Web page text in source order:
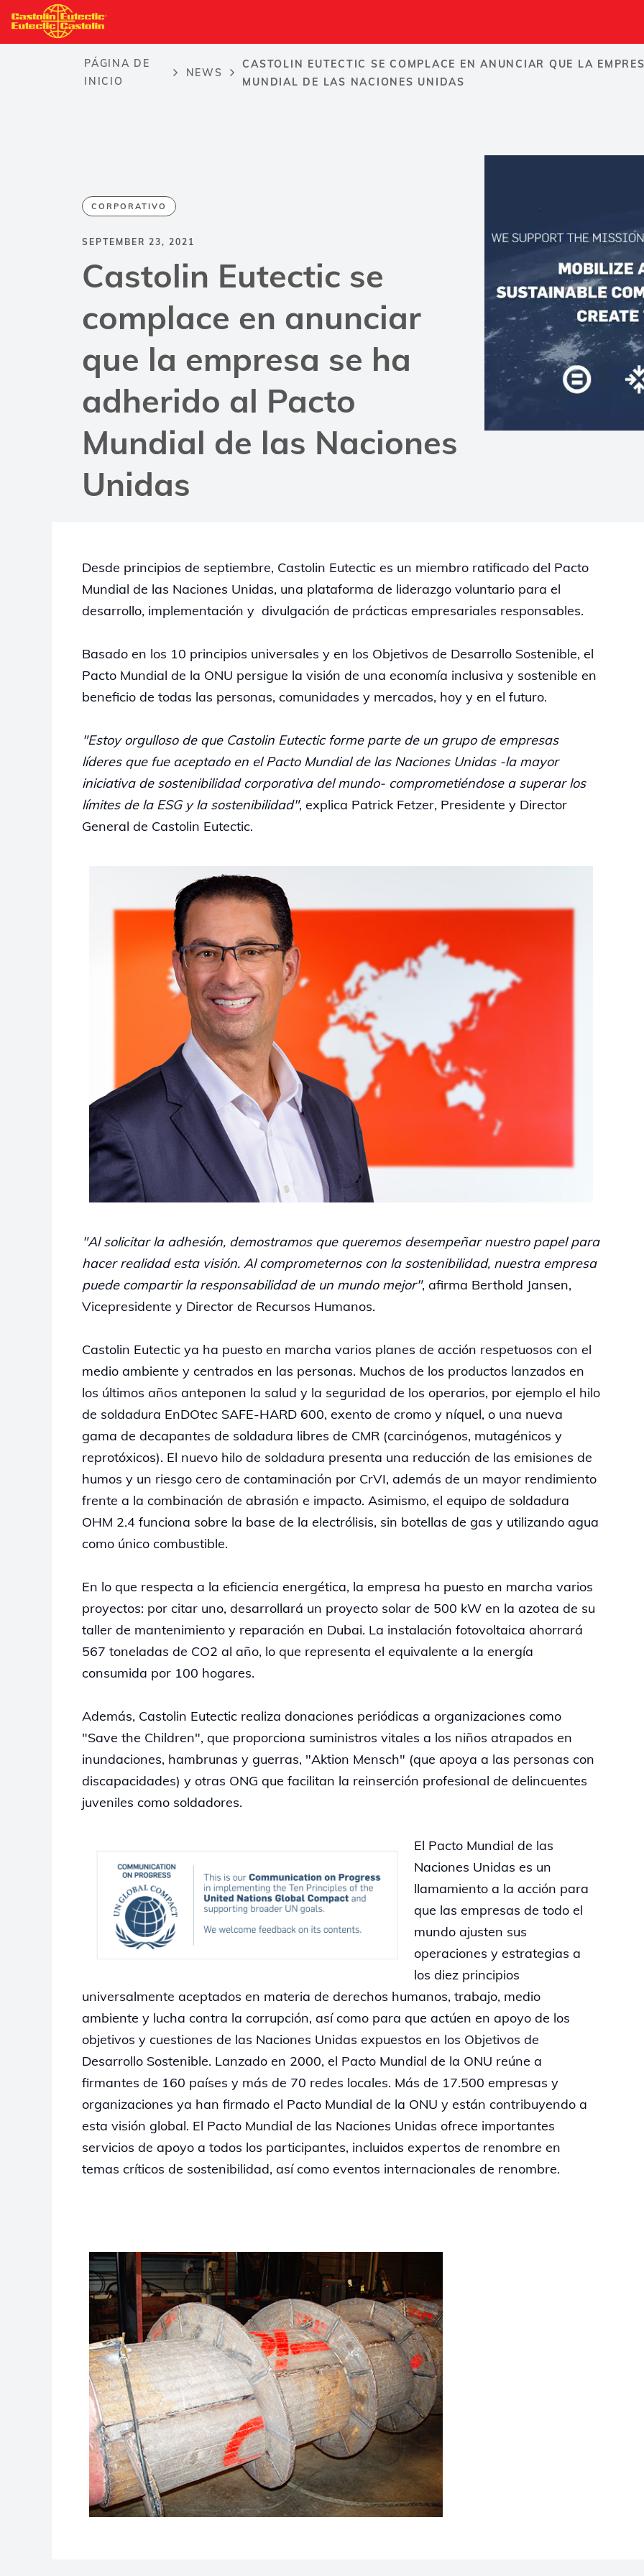
Pasar
Breadcrumb
PÁGINA DE
INICIO
NEWS
CASTOLIN EUTECTIC SE COMPLACE EN ANUNCIAR QUE LA
MUNDIAL DE LAS NACIONES UNIDAS
CORPORATIVO
SEPTEMBER 23, 2021
Castolin Eutectic se
complace en anunciar
que la empresa se ha
adherido al Pacto
Mundial de las Naciones
Unidas
Desde principios de septiembre, Castolin Eutectic es un miembro ratificado del Pacto
Mundial de las Naciones Unidas, una plataforma de liderazgo voluntario para el
desarrollo, implementación y divulgación de prácticas empresariales responsables.
Basado en los 10 principios universales y en los Objetivos de Desarrollo Sostenible, el
Pacto Mundial de la ONU persigue la visión de una economía inclusiva y sostenible en
beneficio de todas las personas, comunidades y mercados, hoy y en el futuro.
"Estoy orgulloso de que Castolin Eutectic forme parte de un grupo de empresas
líderes que fue aceptado en el Pacto Mundial de las Naciones Unidas -la mayor
iniciativa de sostenibilidad corporativa del mundo- comprometiéndose a superar los
límites de la ESG y la sostenibilidad", explica Patrick Fetzer, Presidente y Director
General de Castolin Eutectic.
"Al solicitar la adhesión, demostramos que queremos desempeñar nuestro papel para
hacer realidad esta visión. Al comprometernos con la sostenibilidad, nuestra empresa
puede compartir la responsabilidad de un mundo mejor", afirma Berthold Jansen,
Vicepresidente y Director de Recursos Humanos.
Castolin Eutectic ya ha puesto en marcha varios planes de acción respetuosos con el
medio ambiente y centrados en las personas. Muchos de los productos lanzados en
los últimos años anteponen la salud y la seguridad de los operarios, por ejemplo el hilo
de soldadura EnDOtec SAFE-HARD 600, exento de cromo y níquel, o una nueva
gama de decapantes de soldadura libres de CMR (carcinógenos, mutagénicos y
reprotóxicos). El nuevo hilo de soldadura presenta una reducción de las emisiones de
humos y un riesgo cero de contaminación por CrVI, además de un mayor rendimiento
frente a la combinación de abrasión e impacto. Asimismo, el equipo de soldadura
OHM 2.4 funciona sobre la base de la electrólisis, sin botellas de gas y utilizando agua
como único combustible.
En lo que respecta a la eficiencia energética, la empresa ha puesto en marcha varios
proyectos: por citar uno, desarrollará un proyecto solar de 500 kW en la azotea de su
taller de mantenimiento y reparación en Dubai. La instalación fotovoltaica ahorrará
567 toneladas de CO2 al año, lo que representa el equivalente a la energía
consumida por 100 hogares.
Además, Castolin Eutectic realiza donaciones periódicas a organizaciones como
"Save the Children", que proporciona suministros vitales a los niños atrapados en
inundaciones, hambrunas y guerras, "Aktion Mensch" (que apoya a las personas con
discapacidades) y otras ONG que facilitan la reinserción profesional de delincuentes
juveniles como soldadores.
El Pacto Mundial de las
Naciones Unidas es un
llamamiento a la acción para
que las empresas de todo el
mundo ajusten sus
operaciones y estrategias a
los diez principios
universalmente aceptados en materia de derechos humanos, trabajo, medio
ambiente y lucha contra la corrupción, así como para que actúen en apoyo de los
objetivos y cuestiones de las Naciones Unidas expuestos en los Objetivos de
Desarrollo Sostenible. Lanzado en 2000, el Pacto Mundial de la ONU reúne a
firmantes de 160 países y más de 70 redes locales. Más de 17.500 empresas y
organizaciones ya han firmado el Pacto Mundial de la ONU y están contribuyendo a
esta visión global. El Pacto Mundial de las Naciones Unidas ofrece importantes
servicios de apoyo a todos los participantes, incluidos expertos de renombre en
temas críticos de sostenibilidad, así como eventos internacionales de renombre.